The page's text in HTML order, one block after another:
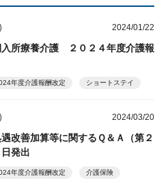
2024/01/22
入所療養介護 ２０２４年度介護報
年度介護報酬改定 ショートステイ
2024/03/20
改善加算等に関するＱ＆Ａ（第２
発出
年度介護報酬改定 介護保険